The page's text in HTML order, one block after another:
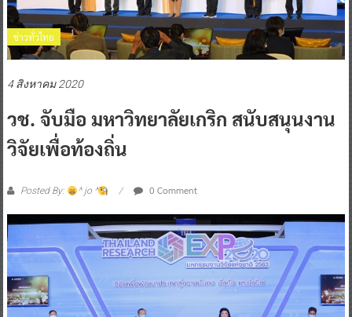
ข่าวทั่วไทย
4 สิงหาคม 2020
วช. จับมือ มหาวิทยาลัยเกริก สนับสนุนงาน
วิจัยเพื่อท้องถิ่น
Posted By: ^ jo ^ 0 Comment